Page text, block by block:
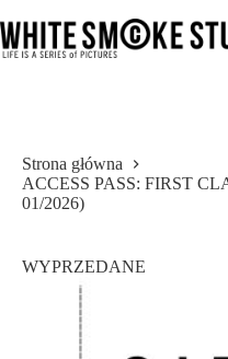
do
treści
Strona główna
ACCESS PASS: FIRST
01/2026)
WYPRZEDANE